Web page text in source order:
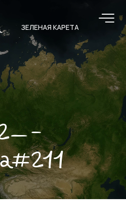
ЗЕЛЕНАЯ КАРЕТА